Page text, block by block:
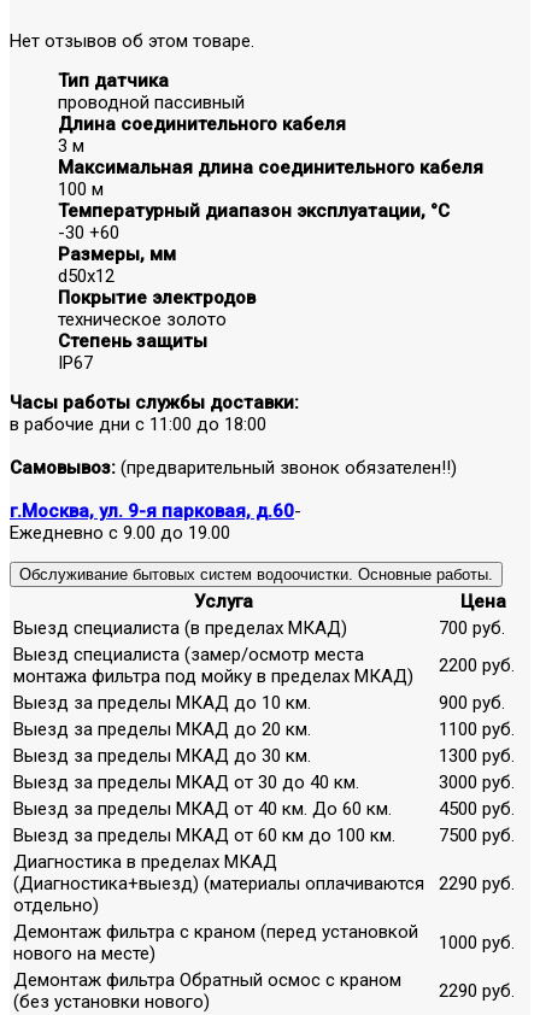
Нет отзывов об этом товаре.
Тип датчика
проводной пассивный
Длина соединительного кабеля
3 м
Максимальная длина соединительного кабеля
100 м
Температурный диапазон эксплуатации, °С
-30 +60
Размеры, мм
d50х12
Покрытие электродов
техническое золото
Степень защиты
IP67
Часы работы службы доставки:
в рабочие дни с 11:00 до 18:00
Самовывоз: (предварительный звонок обязателен!!)
г.Москва, ул. 9-я парковая, д.60-
Ежедневно с 9.00 до 19.00
Обслуживание бытовых систем водоочистки. Основные работы.
Услуга
Цена
Выезд специалиста (в пределах МКАД)
700 руб.
Выезд специалиста (замер/осмотр места
монтажа фильтра под мойку в пределах МКАД)
2200 руб.
Выезд за пределы МКАД до 10 км.
900 руб.
Выезд за пределы МКАД до 20 км.
1100 руб.
Выезд за пределы МКАД до 30 км.
1300 руб.
Выезд за пределы МКАД от 30 до 40 км.
3000 руб.
Выезд за пределы МКАД от 40 км. До 60 км.
4500 руб.
Выезд за пределы МКАД от 60 км до 100 км.
7500 руб.
Диагностика в пределах МКАД
(Диагностика+выезд) (материалы оплачиваются
отдельно)
2290 руб.
Демонтаж фильтра с краном (перед установкой
нового на месте)
1000 руб.
Демонтаж фильтра Обратный осмос с краном
(без установки нового)
2290 руб.